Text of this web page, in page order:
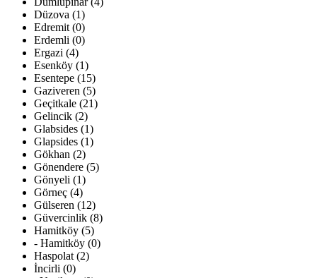
Düzova (1)
Edremit (0)
Erdemli (0)
Ergazi (4)
Esenköy (1)
Esentepe (15)
Gaziveren (5)
Geçitkale (21)
Gelincik (2)
Glabsides (1)
Glapsides (1)
Gökhan (2)
Gönendere (5)
Gönyeli (1)
Görneç (4)
Gülseren (12)
Güvercinlik (8)
Hamitköy (5)
- Hamitköy (0)
Haspolat (2)
İncirli (0)